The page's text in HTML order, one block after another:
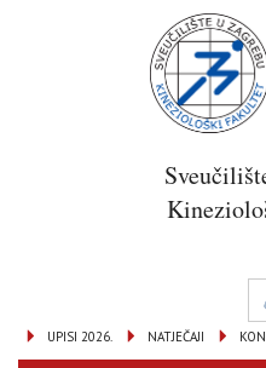
NATJEČAJI
UPISI 2026.